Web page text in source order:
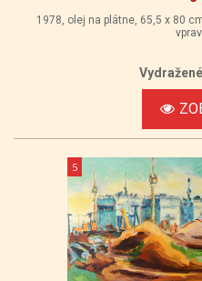
1978, olej na plátne, 65,5 x 80
5